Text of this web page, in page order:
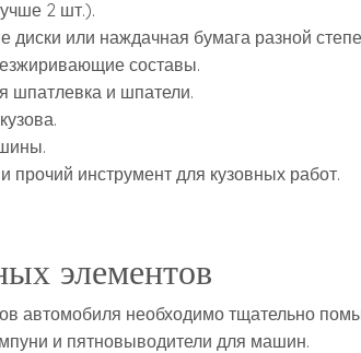
2 шт.).
или наждачная бумага разной
составы.
шпатлевка и шпатели.
прочий инструмент для кузовных работ.
элементов
автомобиля необходимо тщательно
и пятновыводители для машин.